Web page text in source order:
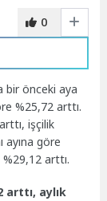
0
bir önceki aya
%25,72 arttı.
işçilik
ayına göre
arttı.
arttı, aylık